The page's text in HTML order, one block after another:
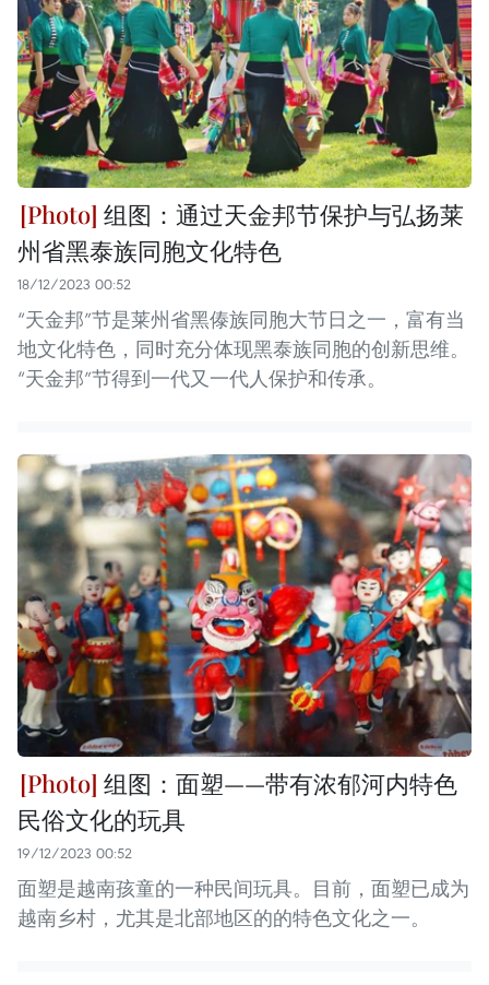
组图：通过天金邦节保护与弘扬莱
州省黑泰族同胞文化特色
18/12/2023 00:52
“天金邦”节是莱州省黑傣族同胞大节日之一，富有当
地文化特色，同时充分体现黑泰族同胞的创新思维。
“天金邦”节得到一代又一代人保护和传承。
组图：面塑——带有浓郁河内特色
民俗文化的玩具
19/12/2023 00:52
面塑是越南孩童的一种民间玩具。目前，面塑已成为
越南乡村，尤其是北部地区的的特色文化之一。